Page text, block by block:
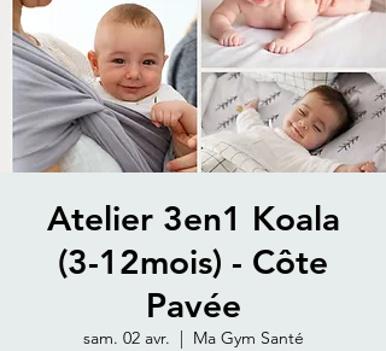
Atelier 3en1 Koala
(3-12mois) - Côte
Pavée
sam. 02 avr.
  |
Ma Gym Santé